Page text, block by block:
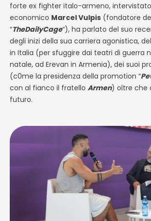
forte ex fighter italo-armeno,
economico Marcel Vulpis (fondatore
“TheDailyCage“), ha parlato del suo
degli inizi della sua carriera agonistica,
in Italia (per sfuggire dai teatri di guerra
natale, ad Erevan in Armenia), dei suoi
(c0me la presidenza della promotion “
con al fianco il fratello Armen) oltre che
futuro.